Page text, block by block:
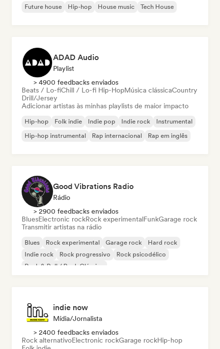
Future house Hip-hop House music Tech House
ADAD Audio
Playlist
> 4900 feedbacks enviados
Beats / Lo-fiChill / Lo-fi Hip-HopMúsica clássicaCountry
Drill/Jersey
Adicionar artistas às minhas playlists de maior impacto
Hip-hop Folk indie Indie pop Indie rock
Instrumental
Hip-hop instrumental
Rap internacional Rap em inglês
Good Vibrations Radio
Rádio
> 2900 feedbacks enviados
BluesElectronic rockRock experimentalFunkGarage rock
Transmitir artistas na rádio
Blues Rock experimental Garage rock
Hard rock
Indie rock
Rock progressivo
Rock psicodélico
Rock & Roll / Rock Clássico
indie now
Mídia/Jornalista
> 2400 feedbacks enviados
Rock alternativoElectronic rockGarage rockHip-hop